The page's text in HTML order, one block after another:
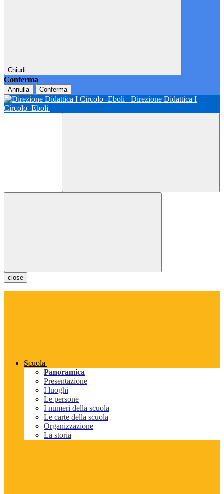
Chiudi
Conferma
Annulla Conferma
Direzione Didattica I
Circolo Eboli
close
Scuola
Panoramica
Presentazione
I luoghi
Le persone
I numeri della scuola
Le carte della scuola
Organizzazione
La storia